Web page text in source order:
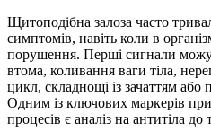
Щитоподібна залоза часто
симптомів, навіть коли в
порушення. Перші сигнали
втома, коливання ваги тіла,
цикл, складнощі із зачаттям або
Одним із ключових маркерів
процесів є аналіз на антитіла до